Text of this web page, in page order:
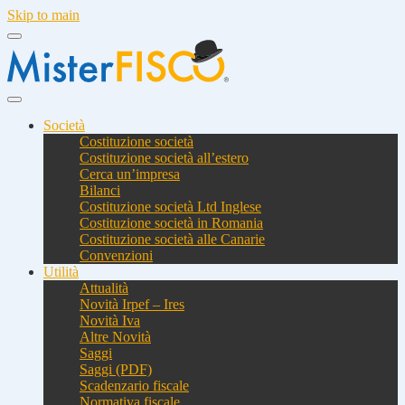
Skip to main
Società
Costituzione società
Costituzione società all’estero
Cerca un’impresa
Bilanci
Costituzione società Ltd Inglese
Costituzione società in Romania
Costituzione società alle Canarie
Convenzioni
Utilità
Attualità
Novità Irpef – Ires
Novità Iva
Altre Novità
Saggi
Saggi (PDF)
Scadenzario fiscale
Normativa fiscale